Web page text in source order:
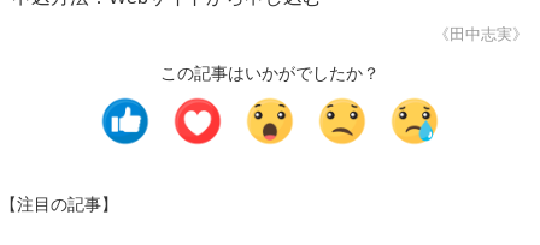
《田中志実》
この記事はいかがでしたか？
【注目の記事】